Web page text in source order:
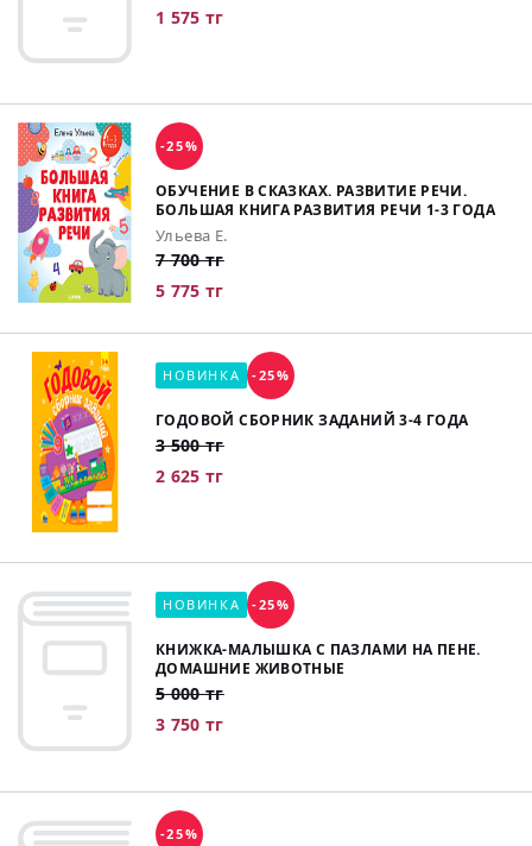
1 575 тг
-25%
ОБУЧЕНИЕ В СКАЗКАХ. РАЗВИТИЕ РЕЧИ.
БОЛЬШАЯ КНИГА РАЗВИТИЯ РЕЧИ 1-3 ГОДА
Ульева Е.
7 700 тг
5 775 тг
НОВИНКА -25%
ГОДОВОЙ СБОРНИК ЗАДАНИЙ 3-4 ГОДА
3 500 тг
2 625 тг
НОВИНКА -25%
КНИЖКА-МАЛЫШКА С ПАЗЛАМИ НА ПЕНЕ.
ДОМАШНИЕ ЖИВОТНЫЕ
5 000 тг
3 750 тг
-25%